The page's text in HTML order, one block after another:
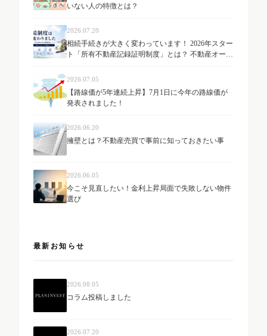
いない人の特徴とは？
2026.07.20
相続手続きが大きく変わっています！ 2026年スター
ト「所有不動産記録証明制度」とは？ 不動産オーナ
2026.07.05
【路線価が5年連続上昇】7月1日に今年の路線価が
発表されました！
2026.06.20
擁壁とは？不動産売買で事前に知っておきたい事
2026.06.05
今こそ見直したい！金利上昇局面で失敗しない物件
選び
最新お知らせ
2026.08.05
コラム投稿しました
2026.07.20